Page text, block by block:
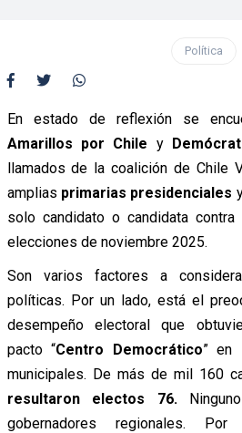
Política
En estado de reflexión se
Amarillos por Chile y
llamados de la coalición de Chile
amplias primarias presidenciales
solo candidato o candidata
elecciones de noviembre 2025.
Son varios factores a
políticas. Por un lado, está el
desempeño electoral que
pacto “Centro Democrático” en
municipales. De más de mil 160
resultaron electos 76.
gobernadores regionales.